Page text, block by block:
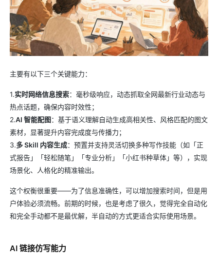
主要有以下三个关键能力：
1.实时网络信息搜索：毫秒级响应，动态抓取全网最新行业动态与
热点话题，确保内容时效性；
2.AI 智能配图：基于语义理解自动生成高相关性、风格匹配的图文
素材，显著提升内容完成度与传播力；
3.多 Skill 内容生成：预置并支持灵活切换多种写作技能（如「正
式报告」「轻松随笔」「专业分析」「小红书种草体」等），实现
场景化、人格化的精准输出。
这个权衡很重要——为了信息准确性，可以增加搜索时间，但是用
户体验必须流畅。前期的时候，也是考虑了很久，觉得完全自动化
和完全手动都不是最优解，半自动的方式更适合实际使用场景。
AI 链接仿写能力